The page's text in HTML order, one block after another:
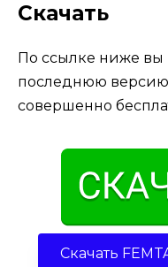
Скачать
По ссылке ниже вы
последнюю версию
совершенно
Скачать